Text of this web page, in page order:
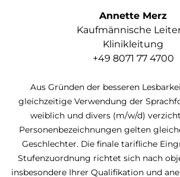
Annette Merz
Kaufmännische
Klinikleitung
+49 8071 77 4700
Aus Gründen der besseren
gleichzeitige Verwendung der
weiblich und divers (m/w/d)
Personenbezeichnungen gelten
Geschlechter. Die finale tarifliche
Stufenzuordnung richtet sich nach
insbesondere Ihrer Qualifikation und